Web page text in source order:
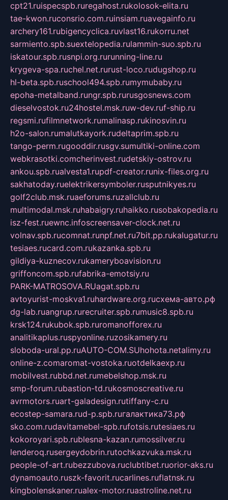
cpt21.ruispecspb.ruregahost.rukolosok-elita.ru
tae-kwon.ruconsrio.com.ruinsiam.ruavegainfo.ru
archery161.rubigencyclica.ruvlast16.rukorru.net
sarmiento.spb.suextelopedia.rulammin-suo.spb.ru
iskatour.spb.rusnpi.org.rurunning-line.ru
krygeva-spa.ruchel.net.rurust-loco.rudugshop.ru
hl-beta.spb.ruschool494.spb.rumymubaby.ru
epoha-metalband.rungr.spb.rurusgosnews.com
dieselvostok.ru24hostel.msk.ruw-dev.ruf-ship.ru
regsmi.rufilmnetwork.rumalinasp.rukinosvin.ru
h2o-salon.rumalutkayork.rudeltaprim.spb.ru
tango-perm.rugooddir.rusgv.sumultiki-online.com
webkrasotki.comcherinvest.rudetskiy-ostrov.ru
ankou.spb.rualvesta1.rupdf-creator.runix-files.org.ru
sakhatoday.ruelektrikersymboler.rusputnikyes.ru
golf2club.msk.ruaeforums.ruzallclub.ru
multimodal.msk.ruhabaigry.ruhaikko.rusobakopedia.ru
isz-fest.ruewnc.infoscreensaver-clock.net.ru
volnav.spb.rucomnat.runpf.net.ru7bit.pp.rukalugatur.ru
tesiaes.rucard.com.rukazanka.spb.ru
gildiya-kuznecov.rukameryboavision.ru
griffoncom.spb.rufabrika-emotsiy.ru
PARK-MATROSOVA.RUagat.spb.ru
avtoyurist-moskva1.ruhardware.org.ruсхема-авто.рф
dg-lab.ruangrup.rurecruiter.spb.rumusic8.spb.ru
krsk124.rukubok.spb.ruromanofforex.ru
analitikaplus.ruspyonline.ruzosikamery.ru
sloboda-ural.pp.ruAUTO-COM.SUhohota.netalimy.ru
online-z.comaromat-vostoka.ruotdelkaexp.ru
mobilvest.rubbd.net.rumebelshop.msk.ru
smp-forum.rubastion-td.rukosmoscreative.ru
avrmotors.ruart-galadesign.rutiffany-c.ru
ecostep-samara.rud-p.spb.ruгалактика73.рф
sko.com.rudavitamebel-spb.rufotsis.rutesiaes.ru
kokoroyari.spb.rublesna-kazan.rumossilver.ru
lenderoq.rusergeydobrin.rutochkazvuka.msk.ru
people-of-art.rubezzubova.ruclubtibet.ruorior-aks.ru
dynamoauto.ruszk-favorit.rucarlines.ruflatnsk.ru
kingbolenskaner.rualex-motor.ruastroline.net.ru